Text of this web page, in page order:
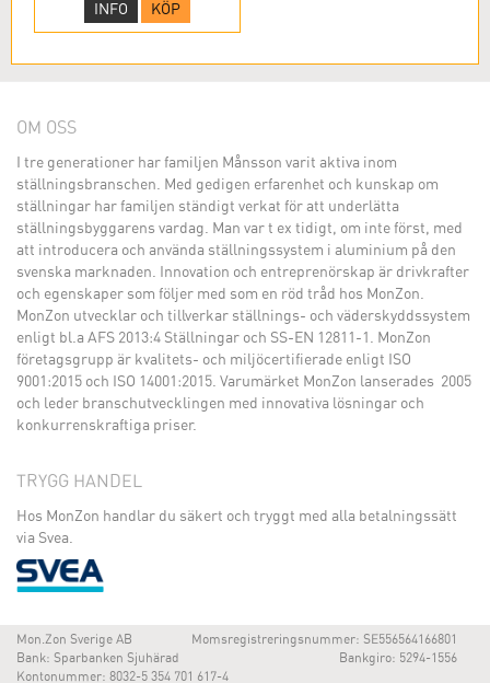
INFO KÖP
OM OSS
I tre generationer har familjen Månsson varit aktiva inom
ställningsbranschen. Med gedigen erfarenhet och kunskap om
ställningar har familjen ständigt verkat för att underlätta
ställningsbyggarens vardag. Man var t ex tidigt, om inte först, med
att introducera och använda ställningssystem i aluminium på den
svenska marknaden. Innovation och entreprenörskap är drivkrafter
och egenskaper som följer med som en röd tråd hos MonZon.
MonZon utvecklar och tillverkar ställnings- och väderskyddssystem
enligt bl.a AFS 2013:4 Ställningar och SS-EN 12811-1. MonZon
företagsgrupp är kvalitets- och miljöcertifierade enligt ISO
9001:2015 och ISO 14001:2015. Varumärket MonZon lanserades 2005
och leder branschutvecklingen med innovativa lösningar och
konkurrenskraftiga priser.
TRYGG HANDEL
Hos MonZon handlar du säkert och tryggt med alla betalningssätt
via Svea.
Mon.Zon Sverige AB
Momsregistreringsnummer: SE556564166801
Bank: Sparbanken Sjuhärad
Bankgiro: 5294-1556
Kontonummer: 8032-5 354 701 617-4